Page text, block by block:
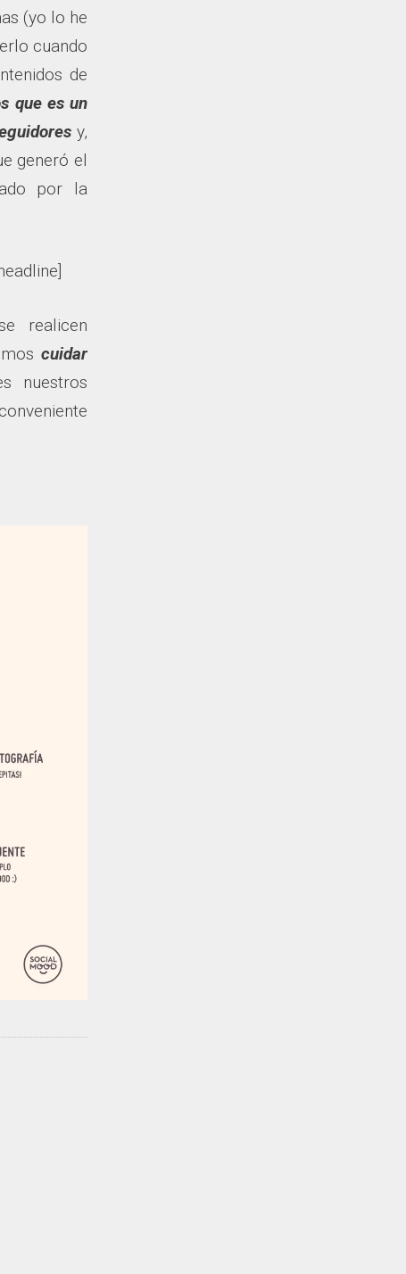
(yo lo he
cuando
de
que es un
y,
generó el
por la
realicen
cuidar
nuestros